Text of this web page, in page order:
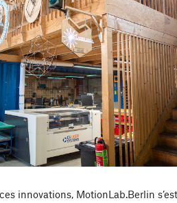
innovations, MotionLab.Berlin